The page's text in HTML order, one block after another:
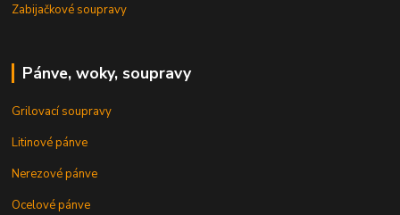
Zabijačkové soupravy
Pánve, woky, soupravy
Grilovací soupravy
Litinové pánve
Nerezové pánve
Ocelové pánve